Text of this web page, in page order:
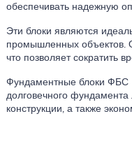
обеспечивать надежную
Эти блоки являются
промышленных объектов.
что позволяет сократить
Фундаментные блоки ФБС
долговечного
конструкции, а также